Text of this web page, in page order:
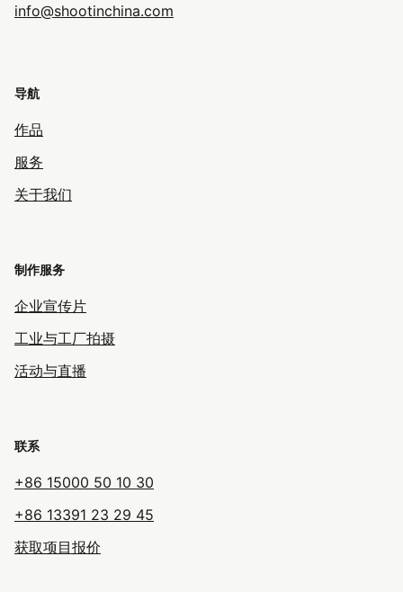
info@shootinchina.com
导航
作品
服务
关于我们
制作服务
企业宣传片
工业与工厂拍摄
活动与直播
联系
+86 15000 50 10 30
+86 13391 23 29 45
获取项目报价